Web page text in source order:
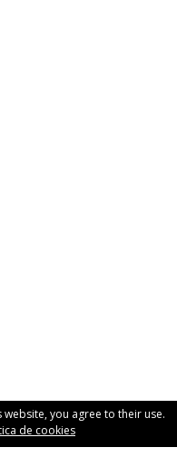
website, you agree to their use.
de cookies